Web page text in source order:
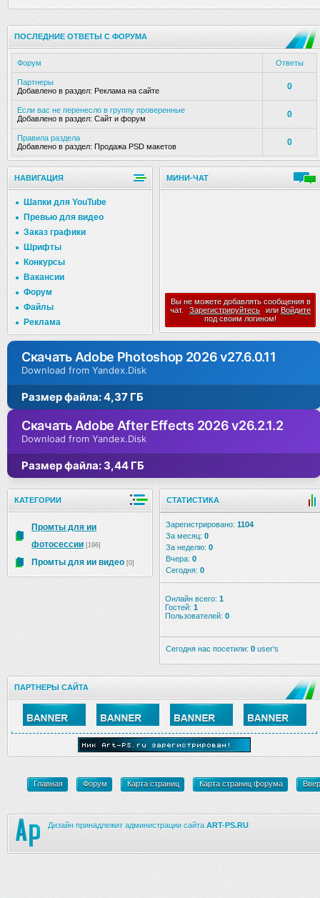
ПОСЛЕДНИЕ ОТВЕТЫ С ФОРУМА
Форум Ответы
Партнеры
Добавлено в раздел: Реклама на сайте 0
Если вас не перенесло в группу проверенные
Добавлено в раздел: Сайт и форум 0
Правила раздела
Добавлено в раздел: Продажа PSD макетов 0
НАВИГАЦИЯ
Шапки для YouTube
Превью для видео
Заказ графики
Шрифты
Конкурсы
Вакансии
Форум
Файлы
Реклама
МИНИ-ЧАТ
Вы не можете добавлять сообщения в
чат.
Зарегистрируйтесь или Войдите
под своим логином!
Скачать Adobe Photoshop 2026 v27.6.0.11
Download from Yandex.Disk
Размер файла: 4,37 ГБ
Скачать Adobe After Effects 2026 v26.2.1.2
Download from Yandex.Disk
Размер файла: 3,44 ГБ
КАТЕГОРИИ
Промты для ии
фотосессии [196]
Промты для ии видео [0]
СТАТИСТИКА
Зарегистрировано: 1104
За месяц: 0
За неделю: 0
Вчера: 0
Сегодня: 0
Онлайн всего: 1
Гостей: 1
Пользователей: 0
Сегодня нас посетили: 0 user's
ПАРТНЕРЫ САЙТА
Главная Форум Карта страниц Карта страниц форума
Дизайн принадлежит администрации сайта ART-PS.RU